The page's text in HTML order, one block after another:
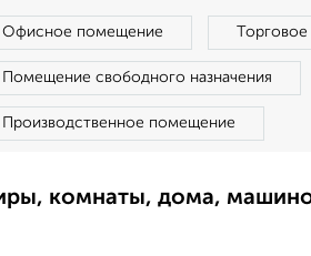
Офисное помещение
Помещение свободного назначения
Производственное помещение
комнаты, дома,